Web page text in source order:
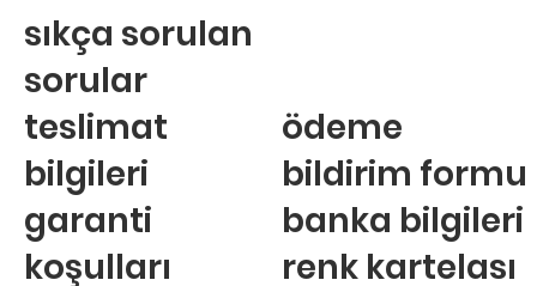
sıkça sorulan
sorular
teslimat
bilgileri
garanti
koşulları
ödeme
bildirim formu
banka bilgileri
renk kartelası